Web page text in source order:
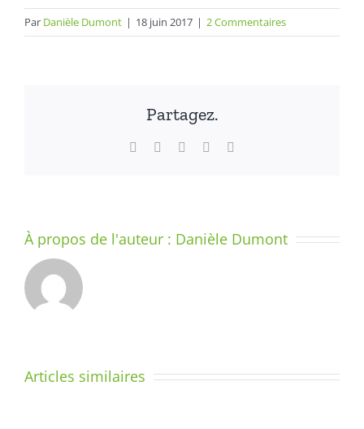
Par Danièle Dumont | 18 juin 2017 | 2 Commentaires
Partagez.
Facebook LinkedInWhatsApp
À propos de l'auteur : Danièle Dumont
Articles similaires
DIX